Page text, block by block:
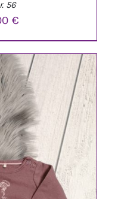
/ DETAILS
56
€
€
Preis
ist:
1,00 €.